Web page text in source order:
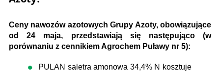
Ceny nawozów azotowych Grupy Azoty, obowiązujące
od 24 maja, przedstawiają się następująco (w
porównaniu z cennikiem Agrochem Puławy nr 5):
PULAN saletra amonowa 34,4% N kosztuje